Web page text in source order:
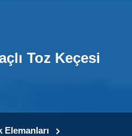
Toz Keçesi
Elemanları